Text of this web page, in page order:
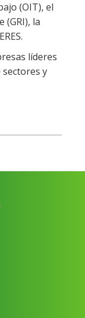
(OIT), el
(GRI), la
líderes
sectores y